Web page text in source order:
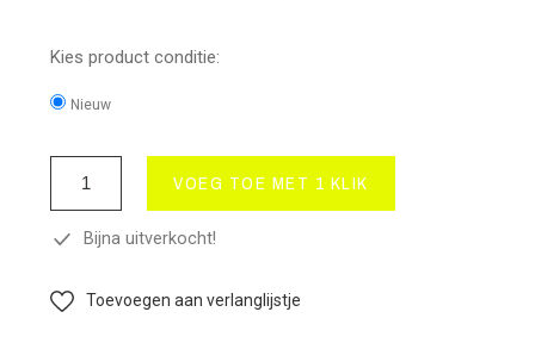
Kies product conditie:
Nieuw
VOEG TOE MET 1 KLIK
Bijna uitverkocht!
Toevoegen aan verlanglijstje